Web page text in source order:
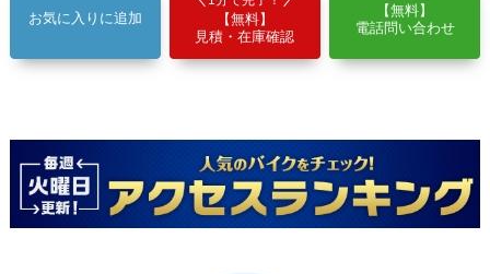
お気に入りに追加
【無料】
見積・在庫確認
【無料】
電話問い合わせ